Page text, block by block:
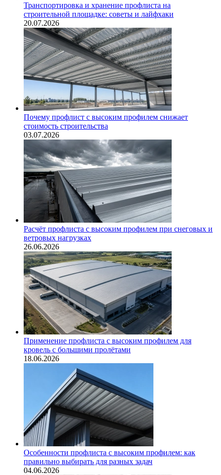
Транспортировка и хранение профлиста на
строительной площадке: советы и лайфхаки
20.07.2026
Почему профлист с высоким профилем снижает
стоимость строительства
03.07.2026
Расчёт профлиста с высоким профилем при снеговых и
ветровых нагрузках
26.06.2026
Применение профлиста с высоким профилем для
кровель с большими пролётами
18.06.2026
Особенности профлиста с высоким профилем: как
правильно выбирать для разных задач
04.06.2026